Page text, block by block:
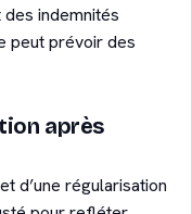
indemnités
peut prévoir des
après
d’une régularisation